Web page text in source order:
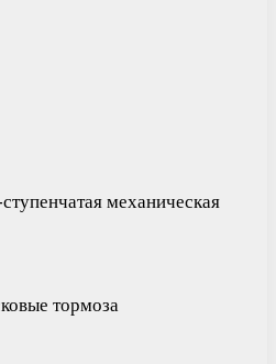
механическая
тормоза